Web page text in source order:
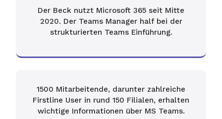
Der Beck nutzt Microsoft 365 seit Mitte
2020. Der Teams Manager half bei der
strukturierten Teams Einführung.
1500 Mitarbeitende, darunter zahlreiche
Firstline User in rund 150 Filialen, erhalten
wichtige Informationen über MS Teams.